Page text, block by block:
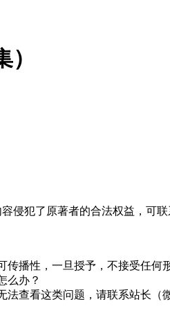
侵犯了原著者的合法权益，可联
播性，一旦授予，不接受任
么办？
查看这类问题，请联系站长（